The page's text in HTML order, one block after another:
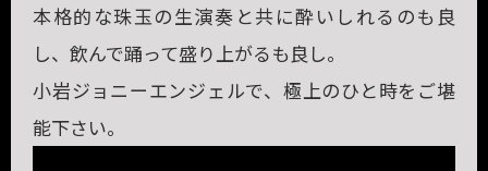
本格的な珠玉の生演奏と共に酔いしれるのも良
し、飲んで踊って盛り上がるも良し。
小岩ジョニーエンジェルで、極上のひと時をご堪
能下さい。